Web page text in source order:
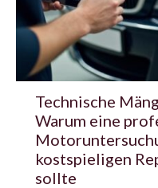
Technische
Warum eine
kostspieligen
sollte